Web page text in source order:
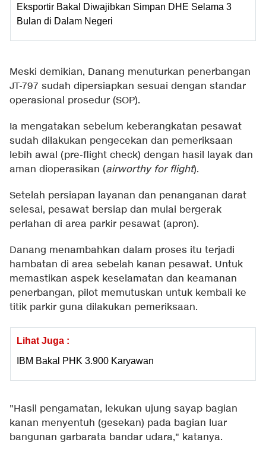
Eksportir Bakal Diwajibkan Simpan DHE Selama 3
Bulan di Dalam Negeri
Meski demikian, Danang menuturkan penerbangan
JT-797 sudah dipersiapkan sesuai dengan standar
operasional prosedur (SOP).
Ia mengatakan sebelum keberangkatan pesawat
sudah dilakukan pengecekan dan pemeriksaan
lebih awal (pre-flight check) dengan hasil layak dan
aman dioperasikan (airworthy for flight).
Setelah persiapan layanan dan penanganan darat
selesai, pesawat bersiap dan mulai bergerak
perlahan di area parkir pesawat (apron).
Danang menambahkan dalam proses itu terjadi
hambatan di area sebelah kanan pesawat. Untuk
memastikan aspek keselamatan dan keamanan
penerbangan, pilot memutuskan untuk kembali ke
titik parkir guna dilakukan pemeriksaan.
Lihat Juga :
IBM Bakal PHK 3.900 Karyawan
"Hasil pengamatan, lekukan ujung sayap bagian
kanan menyentuh (gesekan) pada bagian luar
bangunan garbarata bandar udara," katanya.